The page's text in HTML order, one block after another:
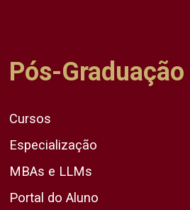
Pós-Graduação
Cursos
Especialização
MBAs e LLMs
Portal do Aluno